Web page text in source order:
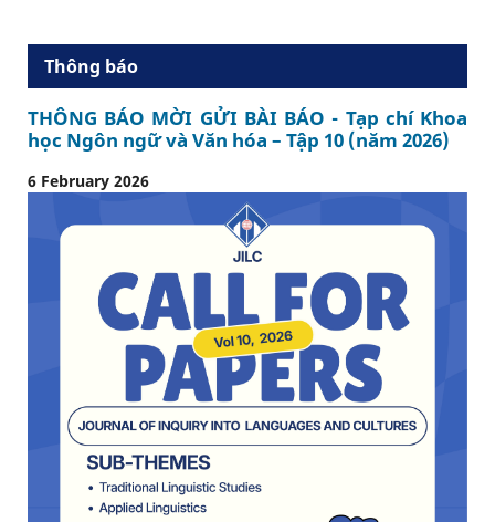
Thông báo
THÔNG BÁO MỜI GỬI BÀI BÁO - Tạp chí Khoa
học Ngôn ngữ và Văn hóa – Tập 10 (năm 2026)
6 February 2026